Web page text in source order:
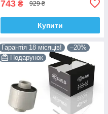
743 ₴ 929 ₴
Купити
Гарантія 18 місяців!
–20%
Подарунок